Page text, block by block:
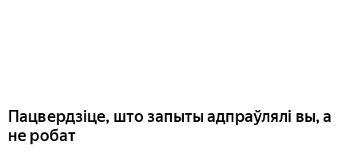
Пацвердзіце, што запыты адпраўлялі вы, а
не робат